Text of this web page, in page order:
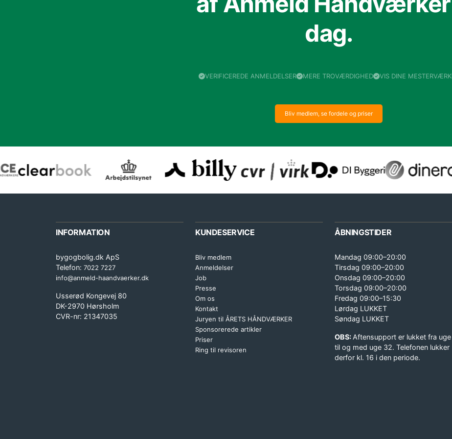
dag.
VERIFICEREDE ANMELDELSER MERE TROVÆRDIGHED VIS DINE
Bliv medlem, se fordele og priser
INFORMATION
bygogbolig.dk ApS
Telefon: 7022 7227
info@anmeld-haandvaerker.dk
Usserød Kongevej 80
DK-2970 Hørsholm
CVR-nr: 21347035
KUNDESERVICE
Bliv medlem
Anmeldelser
Job
Presse
Om os
Kontakt
Juryen til ÅRETS HÅNDVÆRKER
Sponsorerede artikler
Priser
Ring til revisoren
ÅBNINGSTIDER
Mandag 09:00–20:00
Tirsdag 09:00–20:00
Onsdag 09:00–20:00
Torsdag 09:00–20:00
Fredag 09:00–15:30
Lørdag LUKKET
Søndag LUKKET
OBS:Aftensupport er lukket fra
til og med uge 32. Telefonen lukker
derfor kl. 16 i den periode.